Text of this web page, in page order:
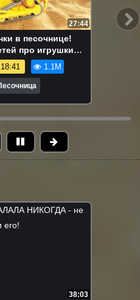
13:58
и игрушки в
видео для
1.1M
38:03